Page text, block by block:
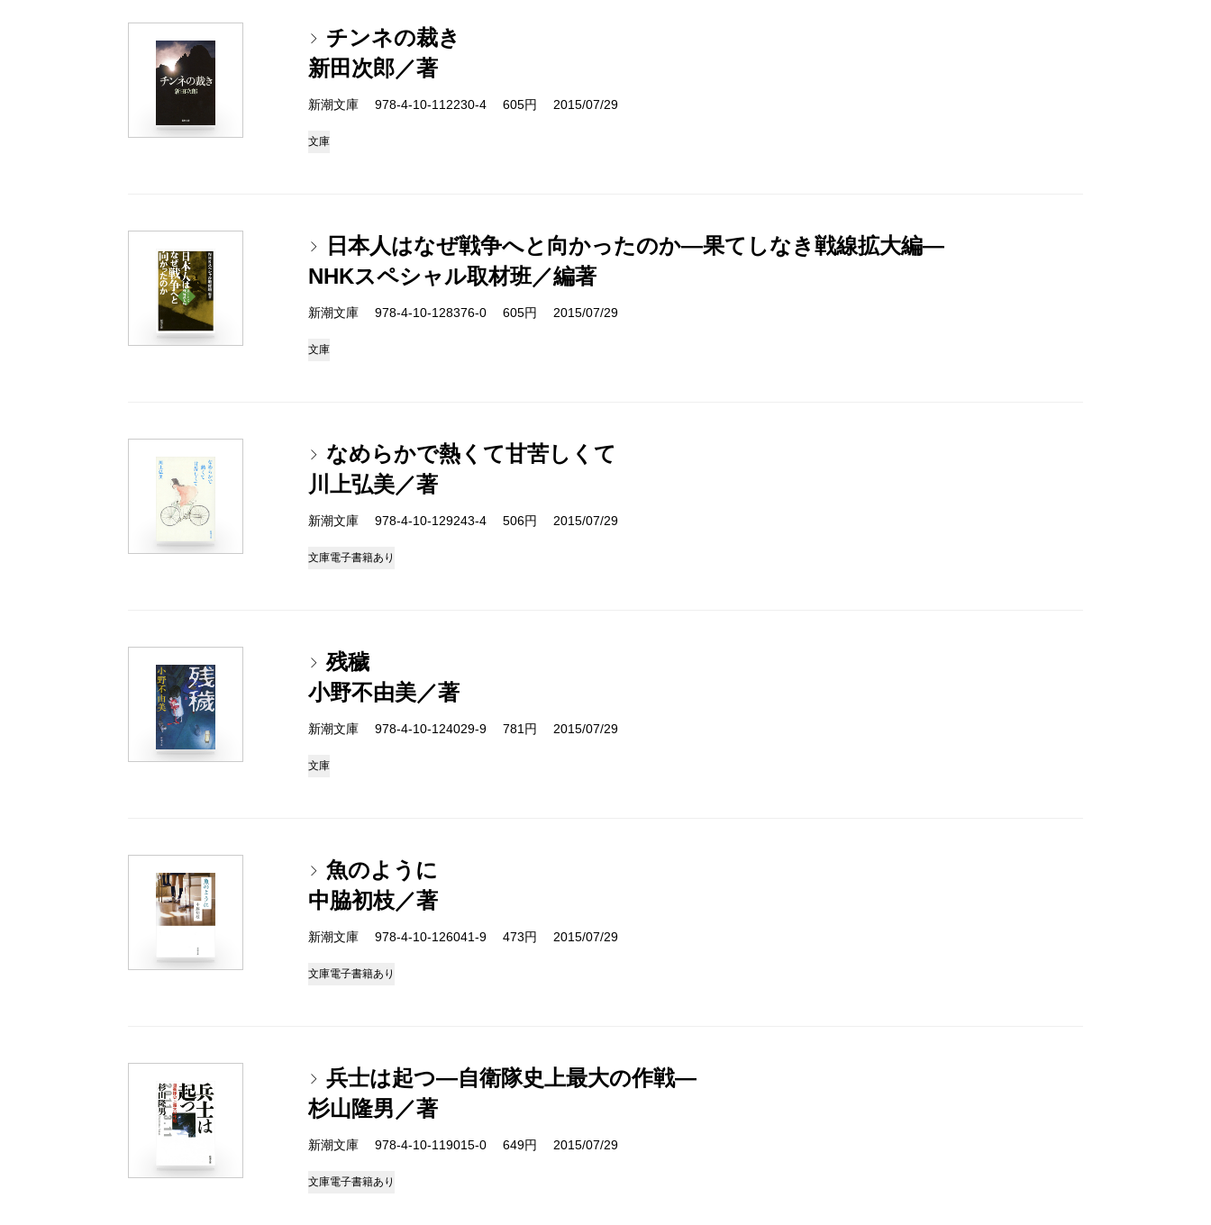
チンネの裁き
新田次郎／著
新潮文庫 978-4-10-112230-4 605円 2015/07/29
文庫
日本人はなぜ戦争へと向かったのか―果てしなき戦線拡大編―
NHKスペシャル取材班／編著
新潮文庫 978-4-10-128376-0 605円 2015/07/29
文庫
なめらかで熱くて甘苦しくて
川上弘美／著
新潮文庫 978-4-10-129243-4 506円 2015/07/29
文庫電子書籍あり
残穢
小野不由美／著
新潮文庫 978-4-10-124029-9 781円 2015/07/29
文庫
魚のように
中脇初枝／著
新潮文庫 978-4-10-126041-9 473円 2015/07/29
文庫電子書籍あり
兵士は起つ―自衛隊史上最大の作戦―
杉山隆男／著
新潮文庫 978-4-10-119015-0 649円 2015/07/29
文庫電子書籍あり